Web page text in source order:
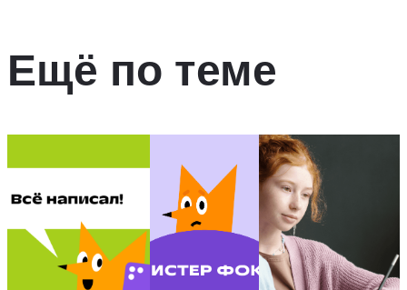
Ещё по теме